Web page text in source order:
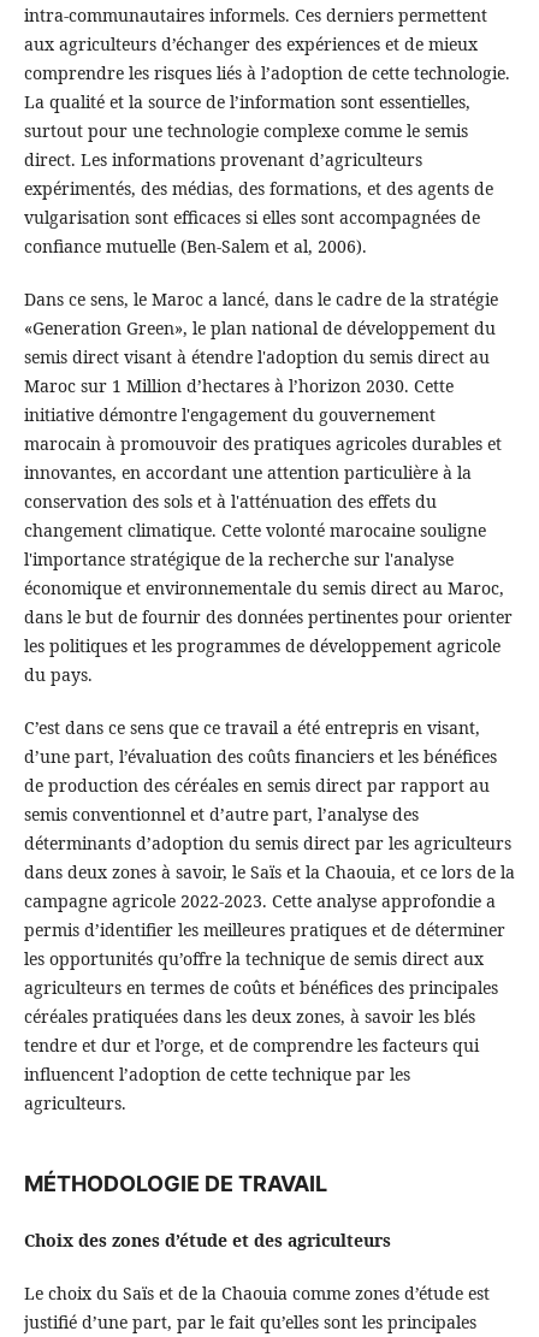
intra-communautaires informels. Ces derniers permettent
aux agriculteurs d’échanger des expériences et de mieux
comprendre les risques liés à l’adoption de cette technologie.
La qualité et la source de l’information sont essentielles,
surtout pour une technologie complexe comme le semis
direct. Les informations provenant d’agriculteurs
expérimentés, des médias, des formations, et des agents de
vulgarisation sont efficaces si elles sont accompagnées de
confiance mutuelle (Ben-Salem et al, 2006).
Dans ce sens, le Maroc a lancé, dans le cadre de la stratégie
«Generation Green», le plan national de développement du
semis direct visant à étendre l'adoption du semis direct au
Maroc sur 1 Million d’hectares à l’horizon 2030. Cette
initiative démontre l'engagement du gouvernement
marocain à promouvoir des pratiques agricoles durables et
innovantes, en accordant une attention particulière à la
conservation des sols et à l'atténuation des effets du
changement climatique. Cette volonté marocaine souligne
l'importance stratégique de la recherche sur l'analyse
économique et environnementale du semis direct au Maroc,
dans le but de fournir des données pertinentes pour orienter
les politiques et les programmes de développement agricole
du pays.
C’est dans ce sens que ce travail a été entrepris en visant,
d’une part, l’évaluation des coûts financiers et les bénéfices
de production des céréales en semis direct par rapport au
semis conventionnel et d’autre part, l’analyse des
déterminants d’adoption du semis direct par les agriculteurs
dans deux zones à savoir, le Saïs et la Chaouia, et ce lors de la
campagne agricole 2022-2023. Cette analyse approfondie a
permis d’identifier les meilleures pratiques et de déterminer
les opportunités qu’offre la technique de semis direct aux
agriculteurs en termes de coûts et bénéfices des principales
céréales pratiquées dans les deux zones, à savoir les blés
tendre et dur et l’orge, et de comprendre les facteurs qui
influencent l’adoption de cette technique par les
agriculteurs.
MÉTHODOLOGIE DE TRAVAIL
Choix des zones d’étude et des agriculteurs
Le choix du Saïs et de la Chaouia comme zones d’étude est
justifié d’une part, par le fait qu’elles sont les principales